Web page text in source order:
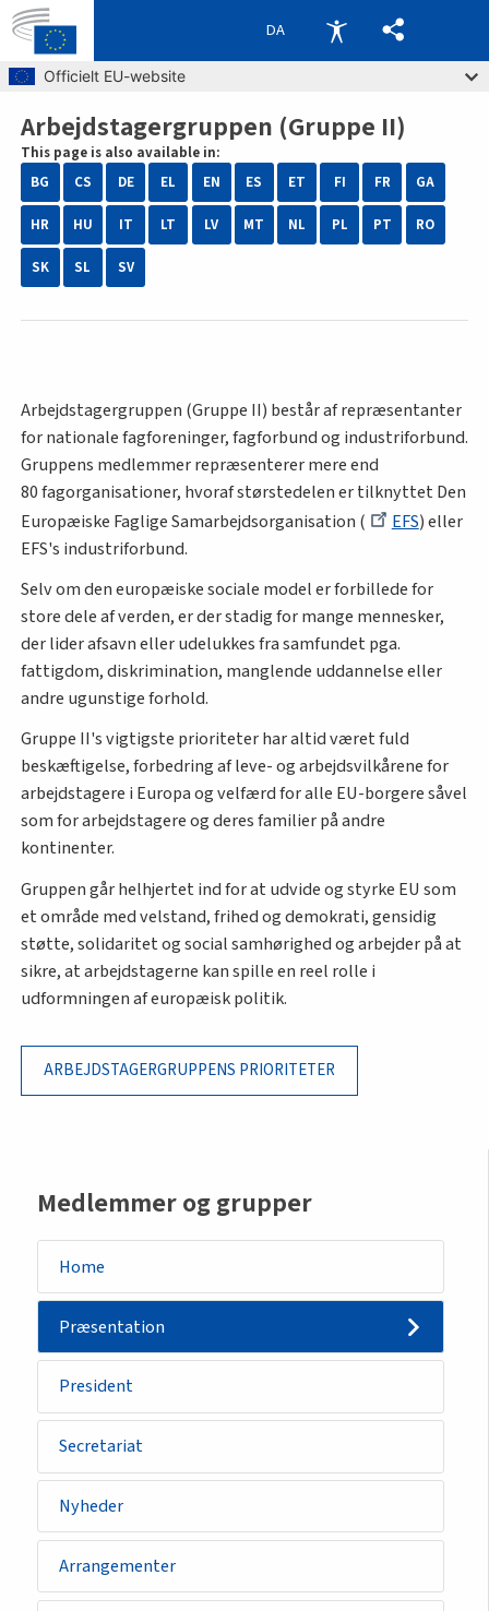
Skip to main content
Officielt EU-website
DA
Sidemenu
-
group
Medlemmer og grupper
Home
Præsentation
President
Secretariat
Nyheder
Arrangementer
Breadcrumb
Arbejdstagergruppen (Gruppe II)
This page is also available in:
BG
CS DE EL EN ES ET FI FR GA
HR HU IT LT LV MT NL PL PT RO
SK SL SV
Arbejdstagergruppen (Gruppe II) består af repræsentanter
for nationale fagforeninger, fagforbund og industriforbund.
Gruppens medlemmer repræsenterer mere end
80 fagorganisationer, hvoraf størstedelen er tilknyttet Den
Europæiske Faglige Samarbejdsorganisation (
EFS) eller
EFS's industriforbund.
Selv om den europæiske sociale model er forbillede for
store dele af verden, er der stadig for mange mennesker,
der lider afsavn eller udelukkes fra samfundet pga.
fattigdom, diskrimination, manglende uddannelse eller
andre ugunstige forhold.
Gruppe II's vigtigste prioriteter har altid været fuld
beskæftigelse, forbedring af leve- og arbejdsvilkårene for
arbejdstagere i Europa og velfærd for alle EU-borgere såvel
som for arbejdstagere og deres familier på andre
kontinenter.
Gruppen går helhjertet ind for at udvide og styrke EU som
et område med velstand, frihed og demokrati, gensidig
støtte, solidaritet og social samhørighed og arbejder på at
sikre, at arbejdstagerne kan spille en reel rolle i
udformningen af europæisk politik.
ARBEJDSTAGERGRUPPENS PRIORITETER